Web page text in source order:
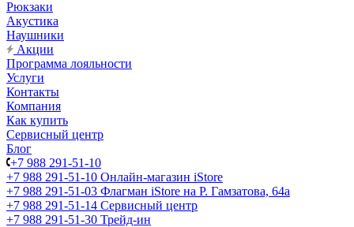
Рюкзаки
Акустика
Наушники
Акции
Программа лояльности
Услуги
Контакты
Компания
Как купить
Сервисный центр
Блог
+7 988 291-51-10
+7 988 291-51-10 Онлайн-магазин iStore
+7 988 291-51-03 Флагман iStore на Р. Гамзатова, 64а
+7 988 291-51-14 Сервисный центр
+7 988 291-51-30 Трейд-ин